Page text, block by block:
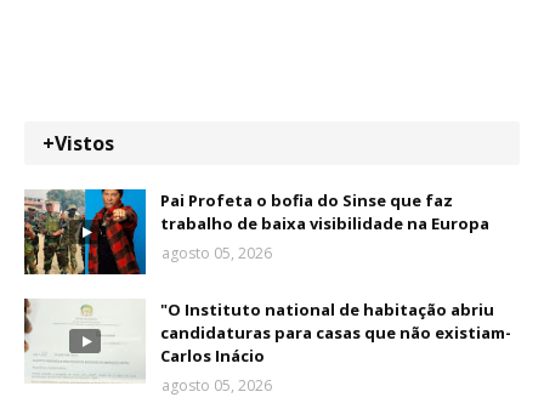
+Vistos
Pai Profeta o bofia do Sinse que faz
trabalho de baixa visibilidade na Europa
agosto 05, 2026
"O Instituto national de habitação abriu
candidaturas para casas que não existiam-
Carlos Inácio
agosto 05, 2026